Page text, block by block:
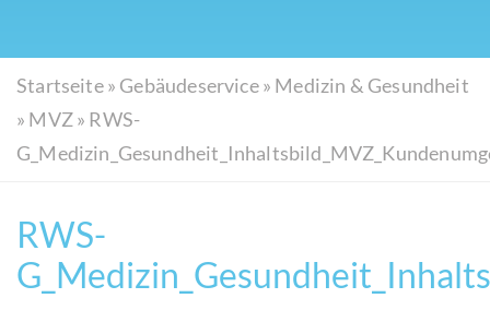
Startseite» Gebäudeservice» Medizin & Gesundheit
» MVZ» RWS-
RWS-